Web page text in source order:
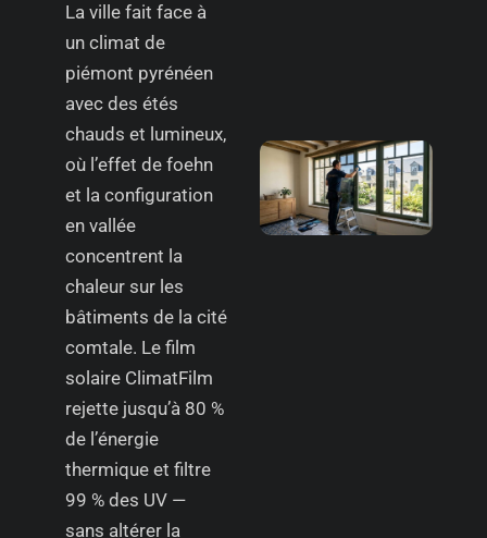
La ville fait face à
un climat de
piémont pyrénéen
avec des étés
chauds et lumineux,
où l’effet de foehn
et la configuration
en vallée
concentrent la
chaleur sur les
bâtiments de la cité
comtale. Le film
solaire ClimatFilm
rejette jusqu’à 80 %
de l’énergie
thermique et filtre
99 % des UV —
sans altérer la